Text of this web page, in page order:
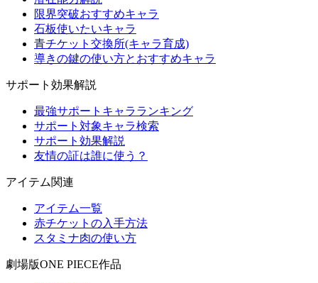
限界突破おすすめキャラ
石板使いたいキャラ
青チケット交換所(キャラ育成)
導きの鍵の使い方とおすすめキャラ
サポート効果解説
最強サポートキャラランキング
サポート対象キャラ検索
サポート効果解説
友情の証は誰に使う？
アイテム関連
アイテム一覧
赤チケットの入手方法
スタミナ肉の使い方
劇場版ONE PIECE作品